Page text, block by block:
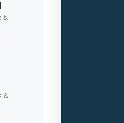
&
&